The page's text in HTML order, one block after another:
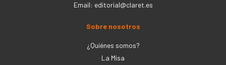
Email: editorial@claret.es
Sobre nosotros
¿Quiénes somos?
La Misa